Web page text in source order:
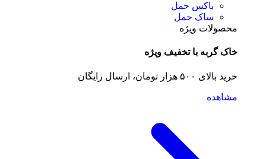
باکس حمل
ساک حمل
محصولات ویژه
خاک گربه با تخفیف ویژه
خرید بالای ۵۰۰ هزار تومان، ارسال رایگان
مشاهده